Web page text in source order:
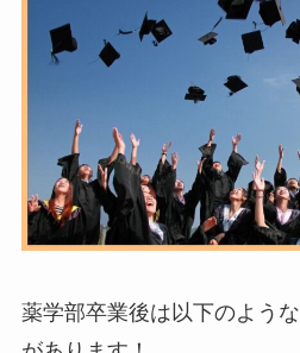
薬学部卒業後は以下のような